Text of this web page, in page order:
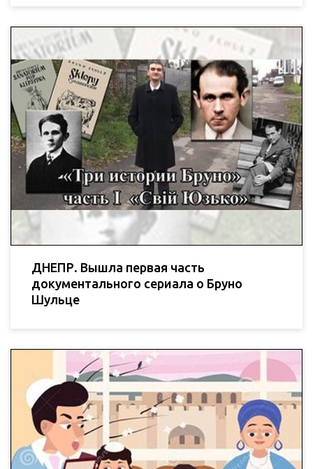
ДНЕПР. Вышла первая часть
документального сериала о Бруно
Шульце